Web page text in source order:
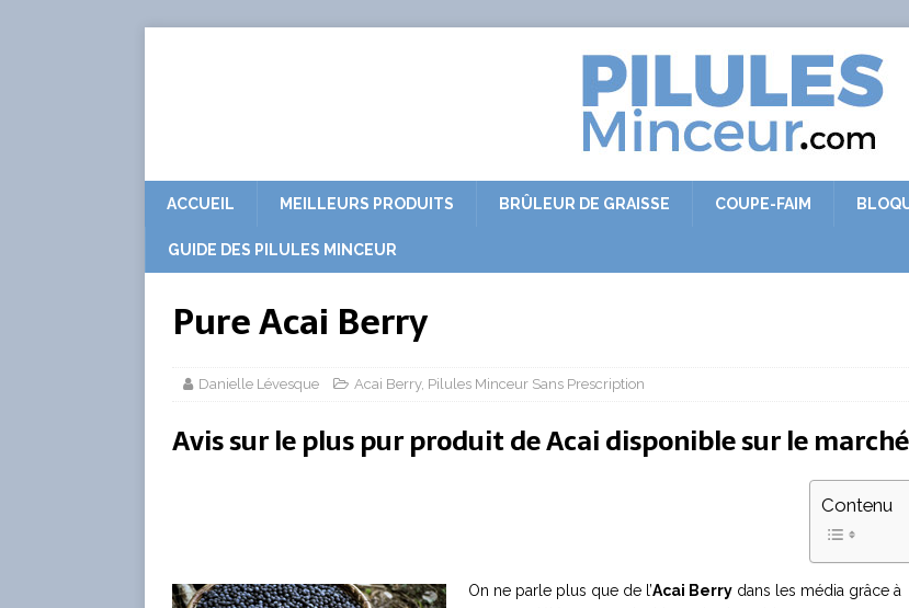
ACCUEIL MEILLEURS PRODUITS BRÛLEUR DE GRAISSE COUPE-FAIM
GUIDE DES PILULES MINCEUR
Pure Acai Berry
Danielle Lévesque Acai Berry, Pilules Minceur Sans Prescription
Avis sur le plus pur produit de Acai disponible sur le marché
Contenu
On ne parle plus que de l’Acai Berry dans les média grâce à